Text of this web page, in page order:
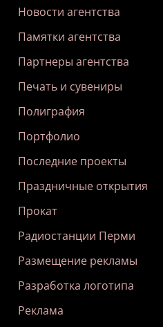
Новости агентства
Памятки агентства
Партнеры агентства
Печать и сувениры
Полиграфия
Портфолио
Последние проекты
Праздничные открытия
Прокат
Радиостанции Перми
Размещение рекламы
Разработка логотипа
Реклама